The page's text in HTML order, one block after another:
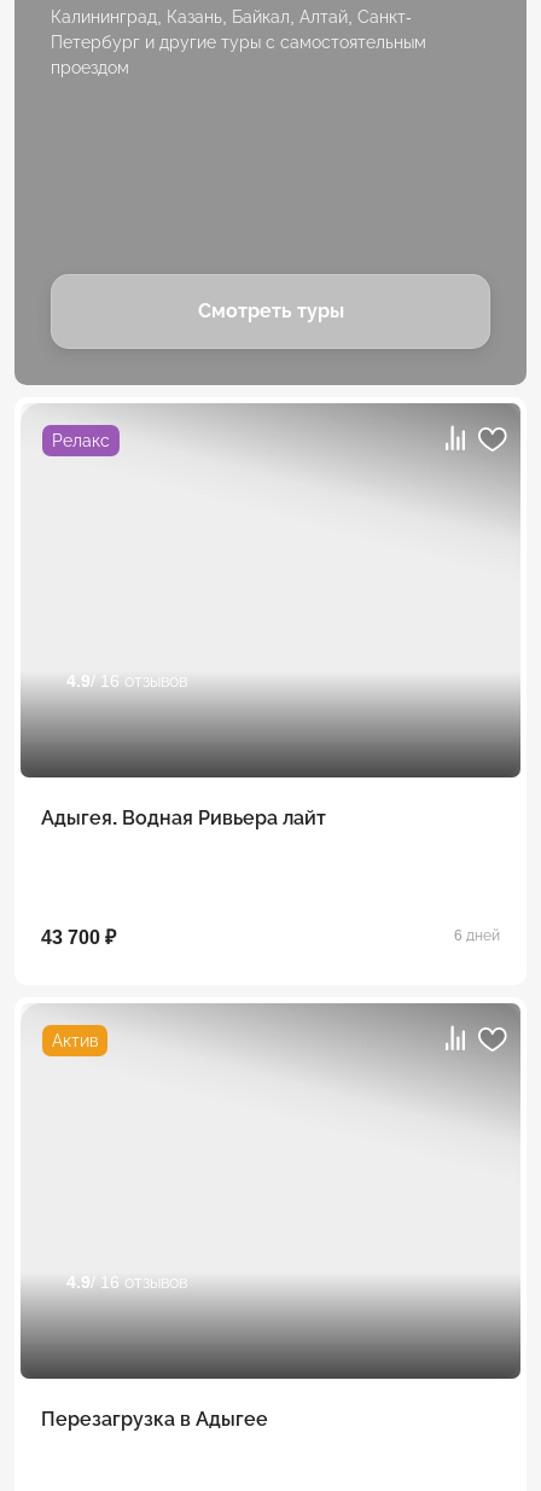
Калининград, Казань, Байкал, Алтай, Санкт-
Петербург и другие туры с самостоятельным
проездом
Смотреть туры
Релакс
4.9/ 16 отзывов
Адыгея. Водная Ривьера лайт
43 700 ₽ 6 дней
Актив
4.9 / 16 отзывов
Перезагрузка в Адыгее